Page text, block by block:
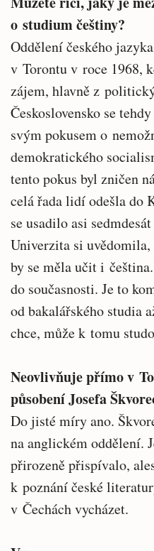
o studium češtiny?
Oddělení českého
v Torontu v roce 1968,
zájem, hlavně z
Československo se
svým pokusem o
demokratického
tento pokus byl zničen
celá řada lidí odešla do
se usadilo asi
Univerzita si
by se měla učit i
do současnosti. Je to
od bakalářského studia
chce, může k tomu
Neovlivňuje přímo v
působení Josefa
Do jisté míry ano.
na anglickém oddělení.
přirozeně přispívalo,
k poznání české
v Čechách vycházet.